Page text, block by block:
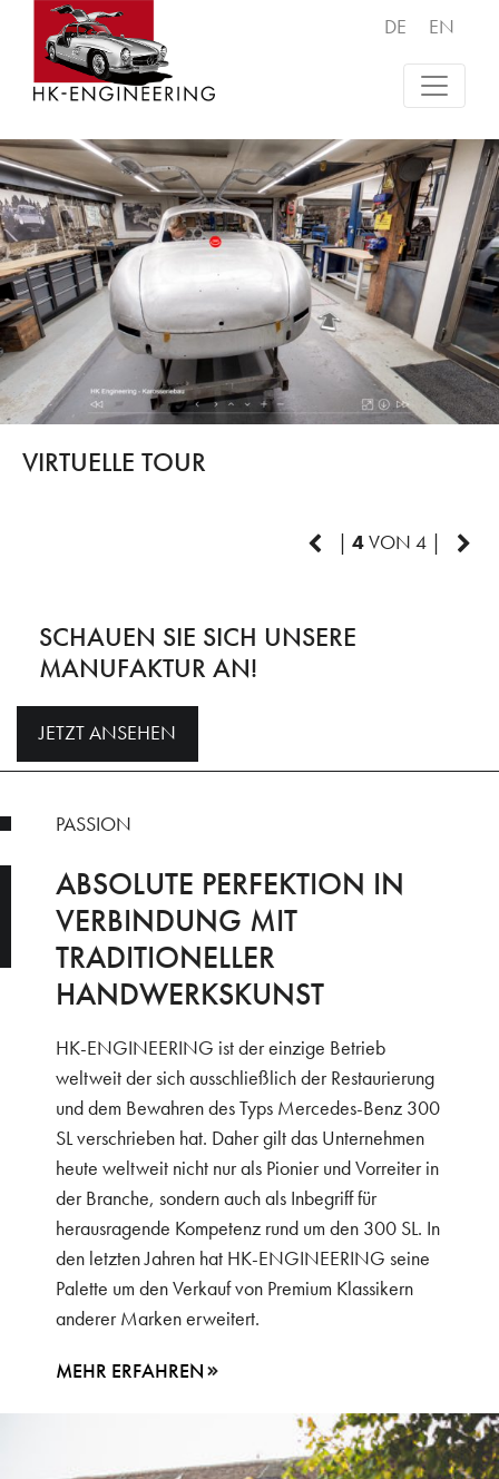
DE EN
VIRTUELLE TOUR
| 4VON 4 |
SCHAUEN SIE SICH UNSERE
MANUFAKTUR AN!
JETZT ANSEHEN
PASSION
ABSOLUTE PERFEKTION IN
VERBINDUNG MIT
TRADITIONELLER
HANDWERKSKUNST
HK-ENGINEERING ist der einzige Betrieb
weltweit der sich ausschließlich der Restaurierung
und dem Bewahren des Typs Mercedes-Benz 300
SL verschrieben hat. Daher gilt das Unternehmen
heute weltweit nicht nur als Pionier und Vorreiter in
der Branche, sondern auch als Inbegriff für
herausragende Kompetenz rund um den 300 SL. In
den letzten Jahren hat HK-ENGINEERING seine
Palette um den Verkauf von Premium Klassikern
anderer Marken erweitert.
MEHR ERFAHREN